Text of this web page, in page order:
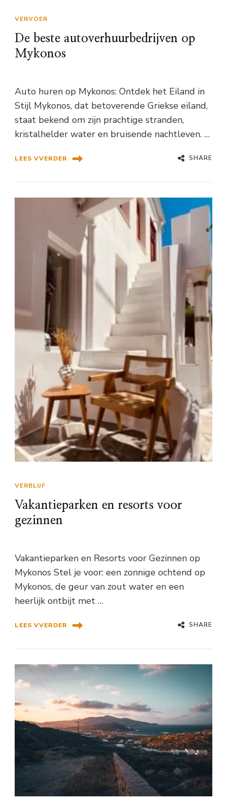
VERVOER
De beste autoverhuurbedrijven op
Mykonos
Auto huren op Mykonos: Ontdek het Eiland in
Stijl Mykonos, dat betoverende Griekse eiland,
staat bekend om zijn prachtige stranden,
kristalhelder water en bruisende nachtleven. …
LEES VVERDER SHARE
VERBLIJF
Vakantieparken en resorts voor
gezinnen
Vakantieparken en Resorts voor Gezinnen op
Mykonos Stel je voor: een zonnige ochtend op
Mykonos, de geur van zout water en een
heerlijk ontbijt met …
LEES VVERDER SHARE